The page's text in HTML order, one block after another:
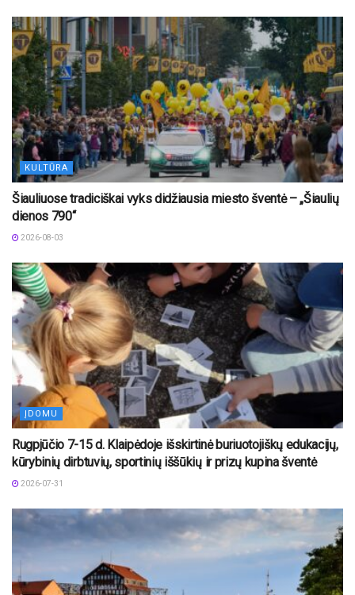
KULTŪRA
Šiauliuose tradiciškai vyks didžiausia miesto šventė – „Šiaulių
dienos 790“
2026-08-03
ĮDOMU
Rugpjūčio 7-15 d. Klaipėdoje išskirtinė buriuotojiškų edukacijų,
kūrybinių dirbtuvių, sportinių iššūkių ir prizų kupina šventė
2026-07-31